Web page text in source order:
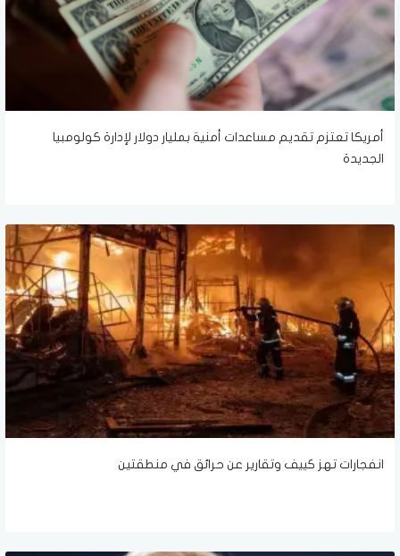
أمريكا تعتزم تقديم مساعدات أمنية بمليار دولار لإدارة كولومبيا
الجديدة
انفجارات تهز كييف وتقارير عن حرائق في منطقتين